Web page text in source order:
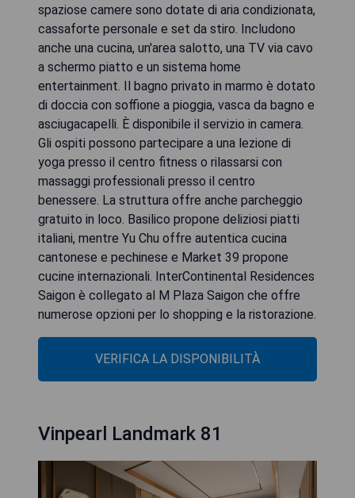
spaziose camere sono dotate di aria condizionata,
cassaforte personale e set da stiro. Includono
anche una cucina, un'area salotto, una TV via cavo
a schermo piatto e un sistema home
entertainment. Il bagno privato in marmo è dotato
di doccia con soffione a pioggia, vasca da bagno e
asciugacapelli. È disponibile il servizio in camera.
Gli ospiti possono partecipare a una lezione di
yoga presso il centro fitness o rilassarsi con
massaggi professionali presso il centro
benessere. La struttura offre anche parcheggio
gratuito in loco. Basilico propone deliziosi piatti
italiani, mentre Yu Chu offre autentica cucina
cantonese e pechinese e Market 39 propone
cucine internazionali. InterContinental Residences
Saigon è collegato al M Plaza Saigon che offre
numerose opzioni per lo shopping e la ristorazione.
VERIFICA LA DISPONIBILITÀ
Vinpearl Landmark 81